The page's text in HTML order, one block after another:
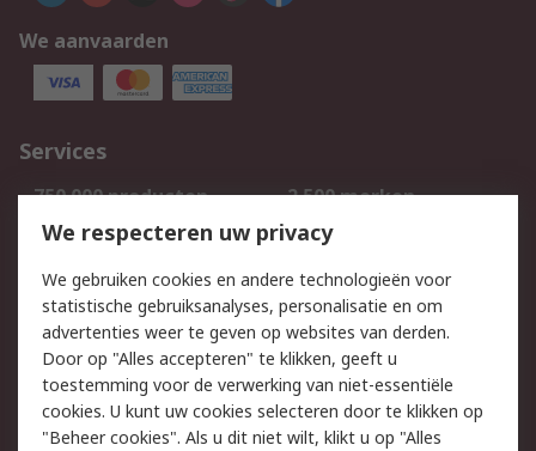
We aanvaarden
Services
750.000 producten
2.500 merken
Bestellen
Inkoopoplossingen
Track & Trace
Wettelijk
Cookiebeleid
Email veiligheid
Privacybeleid
Websitevoorwaarden
We respecteren uw privacy
We gebruiken cookies en andere technologieën voor
statistische gebruiksanalyses, personalisatie en om
advertenties weer te geven op websites van derden.
Door op "Alles accepteren" te klikken, geeft u
toestemming voor de verwerking van niet-essentiële
cookies. U kunt uw cookies selecteren door te klikken op
"Beheer cookies". Als u dit niet wilt, klikt u op "Alles